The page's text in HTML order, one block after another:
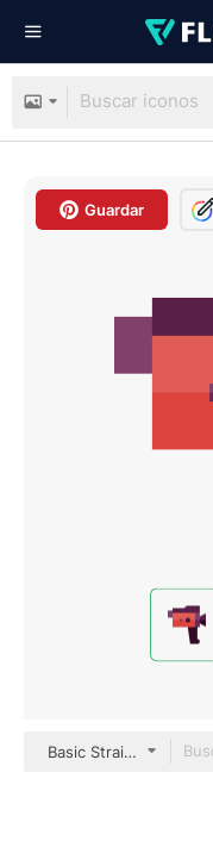
Guardar
Basic Straight Flat